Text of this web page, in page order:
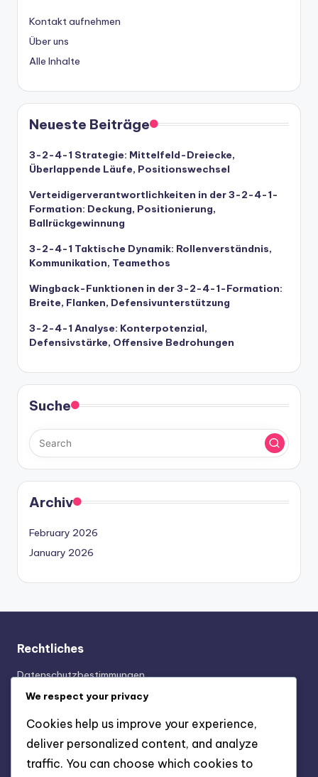
Kontakt aufnehmen
Über uns
Alle Inhalte
Neueste Beiträge
3-2-4-1 Strategie: Mittelfeld-Dreiecke,
Überlappende Läufe, Positionswechsel
Verteidigerverantwortlichkeiten in der 3-2-4-1-
Formation: Deckung, Positionierung,
Ballrückgewinnung
3-2-4-1 Taktische Dynamik: Rollenverständnis,
Kommunikation, Teamethos
Wingback-Funktionen in der 3-2-4-1-Formation:
Breite, Flanken, Defensivunterstützung
3-2-4-1 Analyse: Konterpotenzial,
Defensivstärke, Offensive Bedrohungen
Suche
Archiv
February 2026
January 2026
Rechtliches
Datenschutzbestimmungen
Cookie-Richtlinie
Kontakt aufnehmen
We respect your privacy
Cookies help us improve your experience,
deliver personalized content, and analyze
traffic. You can choose which cookies to